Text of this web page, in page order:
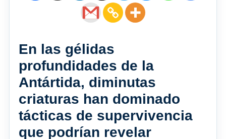
En las gélidas
profundidades de la
Antártida, diminutas
criaturas han dominado
tácticas de supervivencia
que podrían revelar